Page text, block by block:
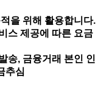
을 위해 활용합니다.
스 제공에 따른 요금
송, 금융거래 본인 인
추심